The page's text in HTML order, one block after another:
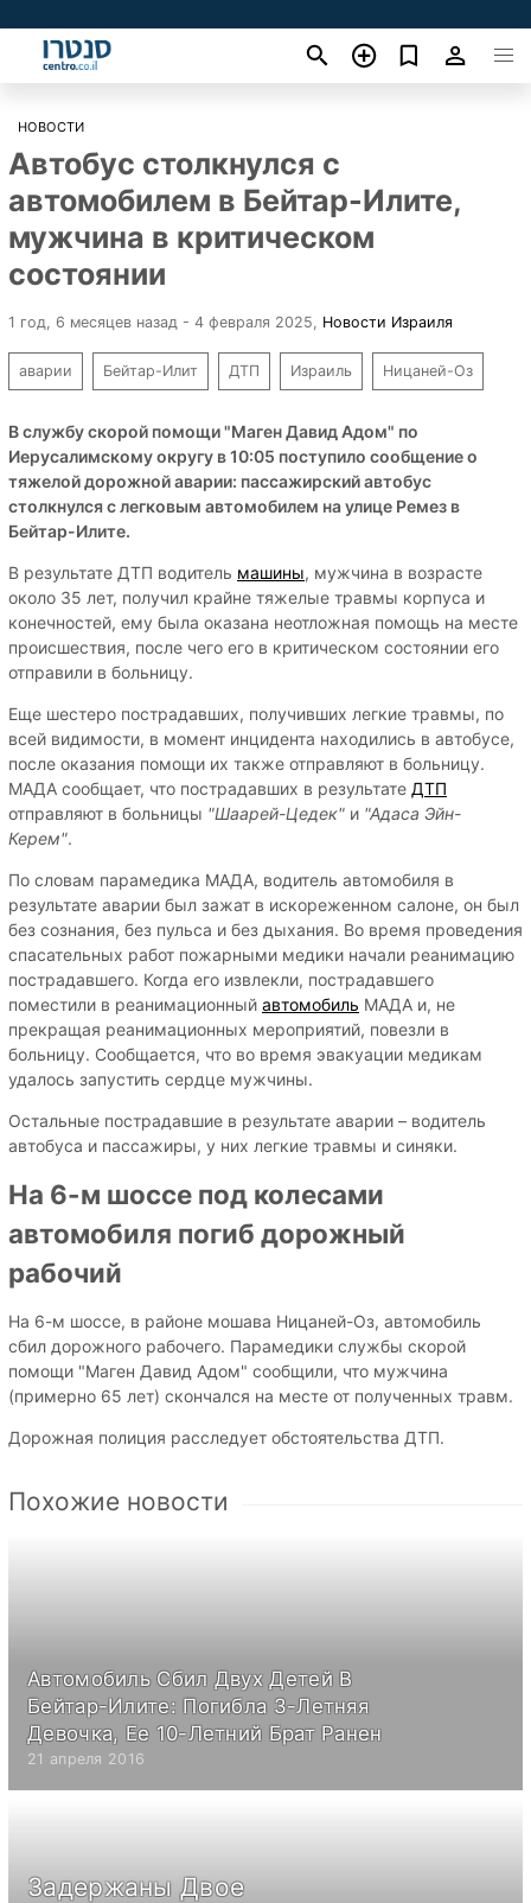
НОВОСТИ
Автобус столкнулся с
автомобилем в Бейтар-Илите,
мужчина в критическом
состоянии
1 год, 6 месяцев назад - 4 февраля 2025 Новости Израиля
аварии Бейтар-Илит ДТП Израиль Ницаней-Оз
В службу скорой помощи "Маген Давид Адом" по
Иерусалимскому округу в 10:05 поступило сообщение о
тяжелой дорожной аварии: пассажирский автобус
столкнулся с легковым автомобилем на улице Ремез в
Бейтар-Илите.
В результате ДТП водитель машины, мужчина в возрасте
около 35 лет, получил крайне тяжелые травмы корпуса и
конечностей, ему была оказана неотложная помощь на месте
происшествия, после чего его в критическом состоянии его
отправили в больницу.
Еще шестеро пострадавших, получивших легкие травмы, по
всей видимости, в момент инцидента находились в автобусе,
после оказания помощи их также отправляют в больницу.
МАДА сообщает, что пострадавших в результате ДТП
отправляют в больницы "Шаарей-Цедек" и "Адаса Эйн-
Керем".
По словам парамедика МАДА, водитель автомобиля в
результате аварии был зажат в искореженном салоне, он был
без сознания, без пульса и без дыхания. Во время проведения
спасательных работ пожарными медики начали реанимацию
пострадавшего. Когда его извлекли, пострадавшего
поместили в реанимационный автомобиль МАДА и, не
прекращая реанимационных мероприятий, повезли в
больницу. Сообщается, что во время эвакуации медикам
удалось запустить сердце мужчины.
Остальные пострадавшие в результате аварии – водитель
автобуса и пассажиры, у них легкие травмы и синяки.
На 6-м шоссе под колесами
автомобиля погиб дорожный
рабочий
На 6-м шоссе, в районе мошава Ницаней-Оз, автомобиль
сбил дорожного рабочего. Парамедики службы скорой
помощи "Маген Давид Адом" сообщили, что мужчина
(примерно 65 лет) скончался на месте от полученных травм.
Дорожная полиция расследует обстоятельства ДТП.
Похожие новости
Автомобиль Сбил Двух Детей В
Бейтар-Илите: Погибла 3-Летняя
Девочка, Ее 10-Летний Брат Ранен
21 апреля 2016
Задержаны Двое